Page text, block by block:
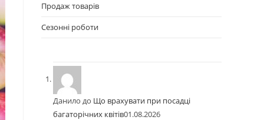
Продаж товарів
Сезонні роботи
Данило до Що врахувати при посадці
багаторічних квітів01.08.2026